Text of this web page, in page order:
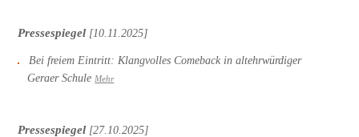
Pressespiegel [10.11.2025]
Bei freiem Eintritt: Klangvolles Comeback in altehrwürdiger
Geraer Schule Mehr
Pressespiegel [27.10.2025]